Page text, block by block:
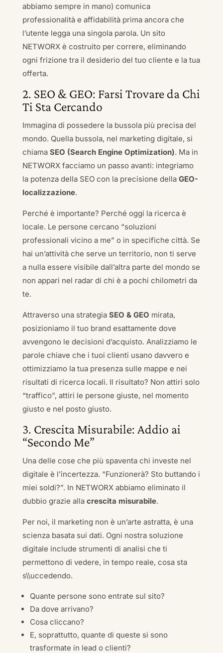
abbiamo sempre in mano) comunica
professionalità e affidabilità prima ancora che
l’utente legga una singola parola. Un sito
NETWORX è costruito per correre, eliminando
ogni frizione tra il desiderio del tuo cliente e la tua
offerta.
2. SEO & GEO: Farsi Trovare da Chi
Ti Sta Cercando
Immagina di possedere la bussola più precisa del
mondo. Quella bussola, nel marketing digitale, si
chiama SEO (Search Engine Optimization). Ma in
NETWORX facciamo un passo avanti: integriamo
la potenza della SEO con la precisione della GEO-
localizzazione.
Perché è importante? Perché oggi la ricerca è
locale. Le persone cercano “soluzioni
professionali vicino a me” o in specifiche città. Se
hai un’attività che serve un territorio, non ti serve
a nulla essere visibile dall’altra parte del mondo se
non appari nel radar di chi è a pochi chilometri da
te.
Attraverso una strategia SEO & GEO mirata,
posizioniamo il tuo brand esattamente dove
avvengono le decisioni d’acquisto. Analizziamo le
parole chiave che i tuoi clienti usano davvero e
ottimizziamo la tua presenza sulle mappe e nei
risultati di ricerca locali. Il risultato? Non attiri solo
“traffico”, attiri le persone giuste, nel momento
giusto e nel posto giusto.
3. Crescita Misurabile: Addio ai
“Secondo Me”
Una delle cose che più spaventa chi investe nel
digitale è l’incertezza. “Funzionerà? Sto buttando i
miei soldi?”. In NETWORX abbiamo eliminato il
dubbio grazie alla crescita misurabile.
Per noi, il marketing non è un’arte astratta, è una
scienza basata sui dati. Ogni nostra soluzione
digitale include strumenti di analisi che ti
permettono di vedere, in tempo reale, cosa sta
s\\uccedendo.
Quante persone sono entrate sul sito?
Da dove arrivano?
Cosa cliccano?
E, soprattutto, quante di queste si sono
trasformate in lead o clienti?